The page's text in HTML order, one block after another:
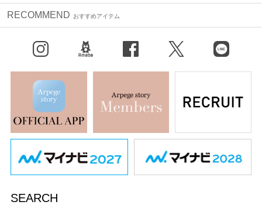
RECOMMEND おすすめアイテム
X（旧Twitter） LINE
SEARCH